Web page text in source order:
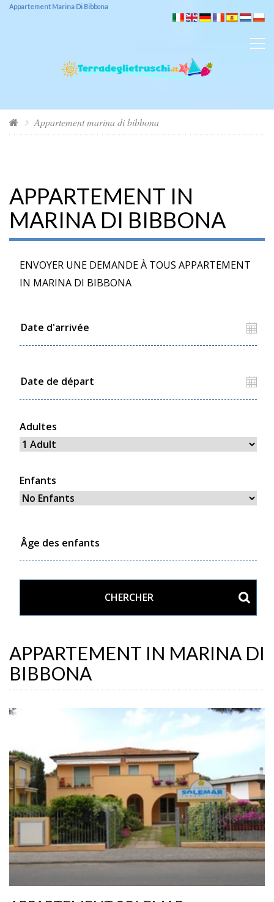
Appartement Marina Di Bibbona
Appartement marina di bibbona
APPARTEMENT IN
MARINA DI BIBBONA
ENVOYER UNE DEMANDE À TOUS APPARTEMENT
IN MARINA DI BIBBONA
Adultes
Enfants
APPARTEMENT IN MARINA DI
BIBBONA